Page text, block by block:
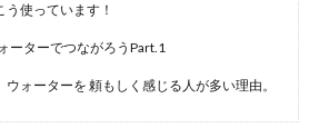
使っています！
ーターでつながろうPart.1
ウォーターを 頼もしく感じる人が多い理由。